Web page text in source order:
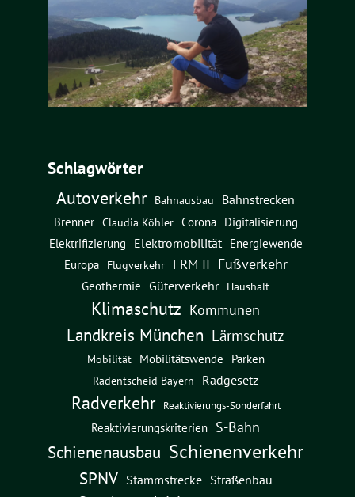
Schlagwörter
Autoverkehr Bahnausbau
Bahnstrecken
Brenner Claudia Köhler Corona
Digitalisierung
Elektrifizierung
Elektromobilität Energiewende
Europa Flugverkehr FRM II Fußverkehr
Geothermie Güterverkehr Haushalt
Klimaschutz Kommunen
Landkreis München Lärmschutz
Mobilität Mobilitätswende Parken
Radentscheid Bayern Radgesetz
Radverkehr Reaktivierungs-Sonderfahrt
Reaktivierungskriterien S-Bahn
Schienenausbau Schienenverkehr
SPNV Stammstrecke Straßenbau